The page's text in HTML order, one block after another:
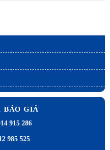
BÁO GIÁ
915 286
985 525